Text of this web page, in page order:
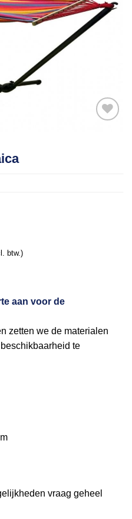
verlanglijst
btw.)
aan voor de
zetten we de materialen
te
vraag geheel